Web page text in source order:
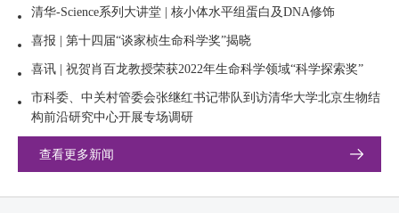
清华-Science系列大讲堂 | 核小体水平组蛋白及DNA修饰
喜报 | 第十四届“谈家桢生命科学奖”揭晓
喜讯 | 祝贺肖百龙教授荣获2022年生命科学领域“科学探索奖”
市科委、中关村管委会张继红书记带队到访清华大学北京生物结
构前沿研究中心开展专场调研
查看更多新闻